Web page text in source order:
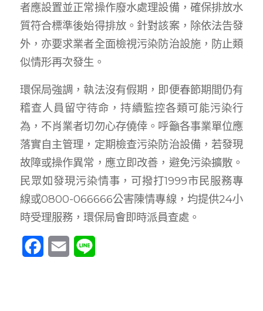
者應設置並正常操作廢水處理設備，確保排放水
質符合標準後始得排放。針對該案，除依法告發
外，亦要求業者全面檢視污染防治設施，防止類
似情形再次發生。
環保局強調，執法沒有假期，即便春節期間仍有
稽查人員留守待命，持續監控各類可能污染行
為，不肖業者切勿心存僥倖。呼籲各事業單位應
落實自主管理，定期檢查污染防治設備，若發現
故障或操作異常，應立即改善，避免污染擴散。
民眾如發現污染情事，可撥打1999市民服務專
線或0800-066666公害陳情專線，均提供24小
時受理服務，環保局會即時派員查處。
Facebook
Email